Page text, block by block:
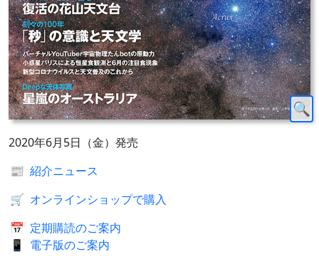
2020年6月5日（金）発売
📰 紹介ニュース
🛒 オンラインショップで購入
📅 定期購読のご案内
📱
電子版のご案内